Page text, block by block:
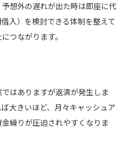
想外の遅れが出た時は即座に代
入）を検討できる体制を整えて
つながります。
はありますが返済が発生しま
大きいほど、月々キャッシュア
繰りが圧迫されやすくなりま